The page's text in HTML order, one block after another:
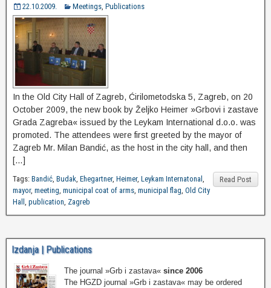
22.10.2009. Meetings, Publications
In the Old City Hall of Zagreb, Ćirilometodska 5, Zagreb, on 20
October 2009, the new book by Željko Heimer »Grbovi i zastave
Grada Zagreba« issued by the Leykam International d.o.o. was
promoted. The attendees were first greeted by the mayor of
Zagreb Mr. Milan Bandić, as the host in the city hall, and then
[…]
Read Post
Tags: Bandić, Budak, Ehegartner, Heimer, Leykam Internatonal ,
mayor, meeting, municipal coat of arms, municipal flag, Old City
Hall , publication, Zagreb
Izdanja | Publications
The journal »Grb i zastava« since 2006
The HGZD journal »Grb i zastava« may be ordered